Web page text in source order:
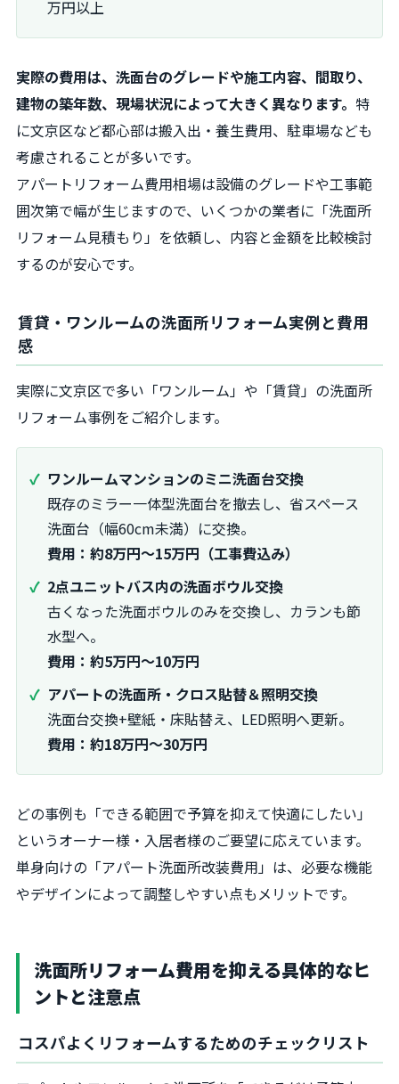
万円以上
実際の費用は、洗面台のグレードや施工内容、間取り、
建物の築年数、現場状況によって大きく異なります。 特
に文京区など都心部は搬入出・養生費用、駐車場なども
考慮されることが多いです。
アパートリフォーム費用相場は設備のグレードや工事範
囲次第で幅が生じますので、いくつかの業者に「洗面所
リフォーム見積もり」を依頼し、内容と金額を比較検討
するのが安心です。
賃貸・ワンルームの洗面所リフォーム実例と費用
感
実際に文京区で多い「ワンルーム」や「賃貸」の洗面所
リフォーム事例をご紹介します。
ワンルームマンションのミニ洗面台交換
既存のミラー一体型洗面台を撤去し、省スペース
洗面台（幅60cm未満）に交換。
費用：約8万円～15万円（工事費込み）
2点ユニットバス内の洗面ボウル交換
古くなった洗面ボウルのみを交換し、カランも節
水型へ。
費用：約5万円～10万円
アパートの洗面所・クロス貼替＆照明交換
洗面台交換+壁紙・床貼替え、LED照明へ更新。
費用：約18万円～30万円
どの事例も「できる範囲で予算を抑えて快適にしたい」
というオーナー様・入居者様のご要望に応えています。
単身向けの「アパート洗面所改装費用」は、必要な機能
やデザインによって調整しやすい点もメリットです。
洗面所リフォーム費用を抑える具体的なヒ
ントと注意点
コスパよくリフォームするためのチェックリスト